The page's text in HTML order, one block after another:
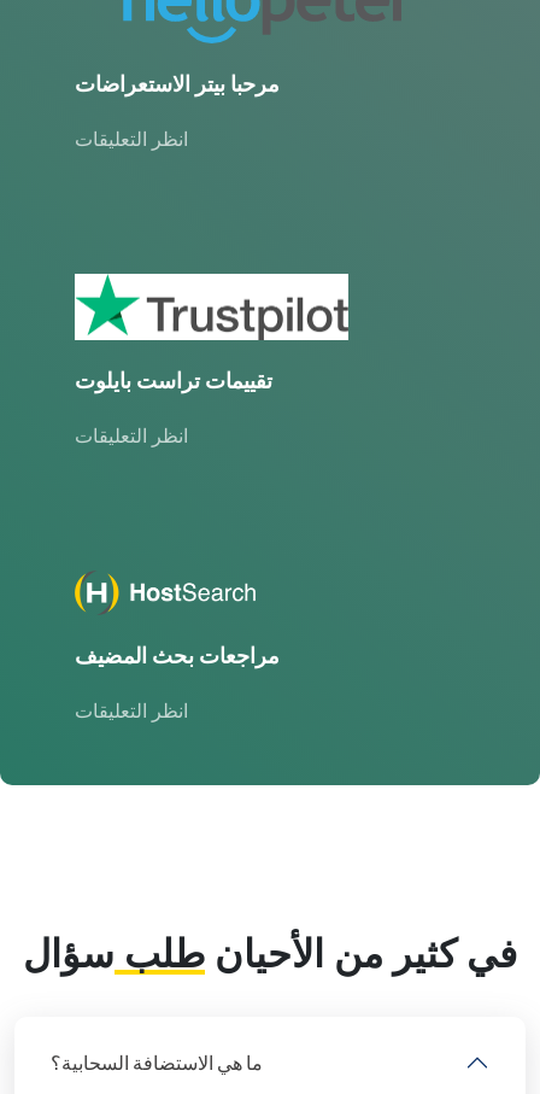
مرحبا بيتر الاستعراضات
انظر التعليقات
تقييمات تراست بايلوت
انظر التعليقات
مراجعات بحث المضيف
انظر التعليقات
في كثير من الأحيان طلب سؤال
ما هي الاستضافة السحابية؟